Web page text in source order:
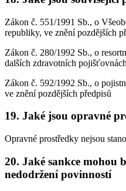
Zákon č. 551/1991 Sb., o
republiky, ve znění pozdějších
Zákon č. 280/1992 Sb., o
dalších zdravotních
Zákon č. 592/1992 Sb., o
ve znění pozdějších předpisů
19. Jaké jsou opravné
Opravné prostředky nejsou
20. Jaké sankce mohou
nedodržení povinností